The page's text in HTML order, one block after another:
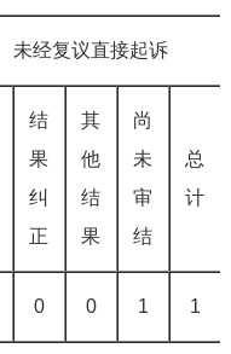
未经复议直接起诉
结
果
纠
正
其
他
结
果
尚
未
审
结
总
计
0 0 1 1